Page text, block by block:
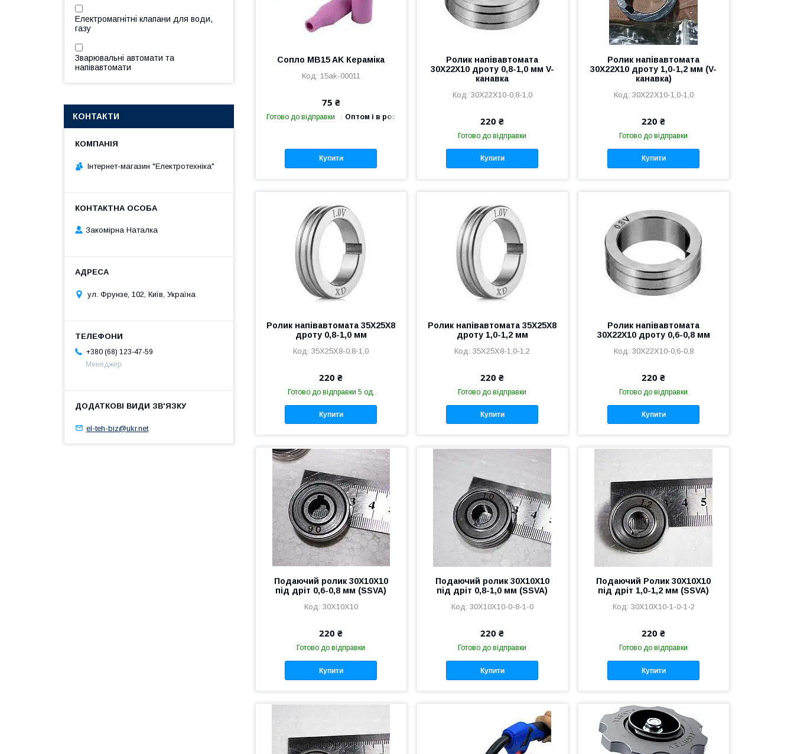
Сопло MB15 AK Кераміка
15ak-00011
75 ₴
Готово до відправки Оптом і в роздріб
Купити
Ролик напівавтомата
30Х22Х10 дроту 0,8-1,0 мм V-
канавка
30Х22Х10-0,8-1,0
220 ₴
Готово до відправки
Купити
Ролик напівавтомата
30Х22Х10 дроту 1,0-1,2 мм (V-
канавка)
30Х22Х10-1,0-1,0
220 ₴
Готово до відправки
Купити
Ролик напівавтомата 35Х25Х8
дроту 0,8-1,0 мм
35Х25Х8-0,8-1,0
220 ₴
Готово до відправки 5 од.
Купити
Ролик напівавтомата 35Х25Х8
дроту 1,0-1,2 мм
35Х25Х8-1,0-1,2
220 ₴
Готово до відправки
Купити
Ролик напівавтомата
30Х22Х10 дроту 0,6-0,8 мм
30Х22Х10-0,6-0,8
220 ₴
Готово до відправки
Купити
Подаючий ролик 30Х10Х10
під дріт 0,6-0,8 мм (SSVA)
30Х10Х10
220 ₴
Готово до відправки
Купити
Подаючий ролик 30Х10Х10
під дріт 0,8-1,0 мм (SSVA)
30Х10Х10-0-8-1-0
220 ₴
Готово до відправки
Купити
Подаючий Ролик 30Х10Х10
під дріт 1,0-1,2 мм (SSVA)
30Х10Х10-1-0-1-2
220 ₴
Готово до відправки
Купити
Електромагнітні клапани для води,
газу
Зварювальні автомати та
напівавтомати
КОНТАКТИ
Інтернет-магазин "Електротехніка"
Закомірна Наталка
ул. Фрунзе, 102, Київ, Україна
+380 (68) 123-47-59
Менеджер
el-teh-biz@ukr.net